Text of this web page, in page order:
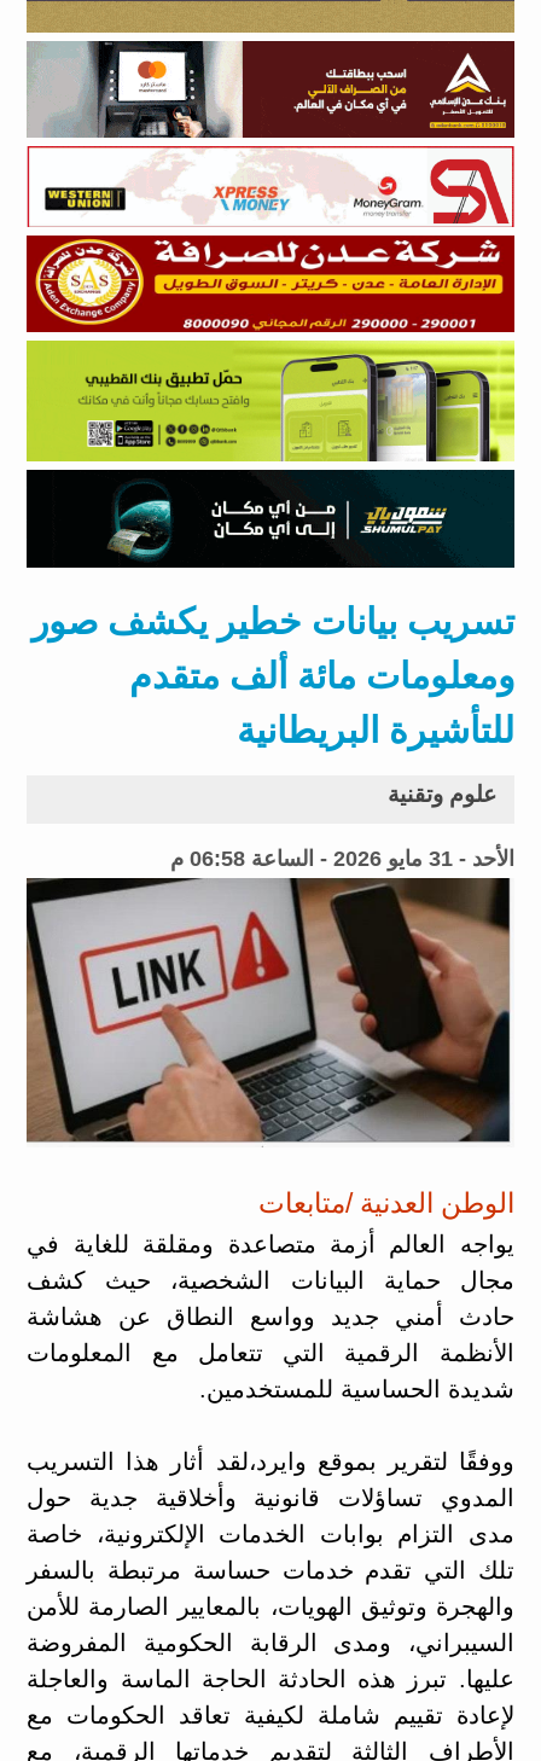
تسريب بيانات خطير يكشف صور
ومعلومات مائة ألف متقدم
للتأشيرة البريطانية
علوم وتقنية
الأحد - 31 مايو 2026 - الساعة 06:58 م
الوطن العدنية /متابعات
يواجه العالم أزمة متصاعدة ومقلقة للغاية في
مجال حماية البيانات الشخصية، حيث كشف
حادث أمني جديد وواسع النطاق عن هشاشة
الأنظمة الرقمية التي تتعامل مع المعلومات
شديدة الحساسية للمستخدمين.
ووفقًا لتقرير بموقع وايرد،لقد أثار هذا التسريب
المدوي تساؤلات قانونية وأخلاقية جدية حول
مدى التزام بوابات الخدمات الإلكترونية، خاصة
تلك التي تقدم خدمات حساسة مرتبطة بالسفر
والهجرة وتوثيق الهويات، بالمعايير الصارمة للأمن
السيبراني، ومدى الرقابة الحكومية المفروضة
عليها. تبرز هذه الحادثة الحاجة الماسة والعاجلة
لإعادة تقييم شاملة لكيفية تعاقد الحكومات مع
الأطراف الثالثة لتقديم خدماتها الرقمية، مع